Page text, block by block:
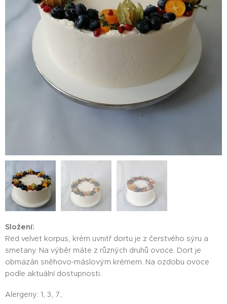
Složení:
Red velvet korpus, krém uvnitř dortu je z čerstvého sýru a
smetany. Na výběr máte z různých druhů ovoce. Dort je
obmazán sněhovo-máslovým krémem. Na ozdobu ovoce
podle aktuální dostupnosti.
Alergeny: 1, 3, 7,